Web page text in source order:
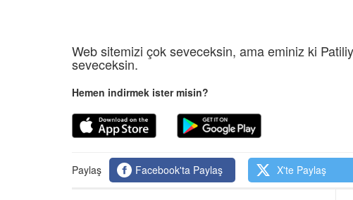
Web sitemizi çok seveceksin, ama eminiz ki
seveceksin.
Hemen indirmek ister misin?
Paylaş Facebook'ta Paylaş X'te Paylaş